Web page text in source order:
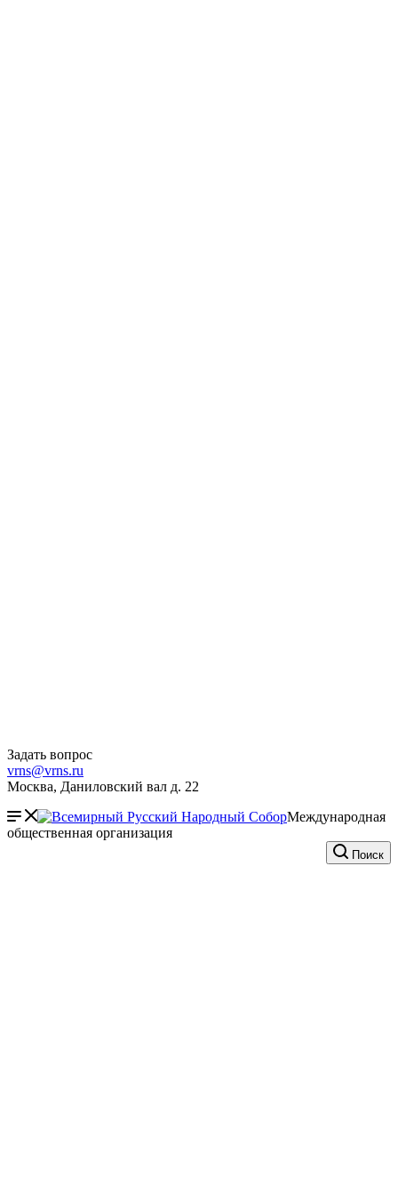
Задать вопрос
vrns@vrns.ru
Москва, Даниловский вал д. 22
Международная
общественная организация
Поиск